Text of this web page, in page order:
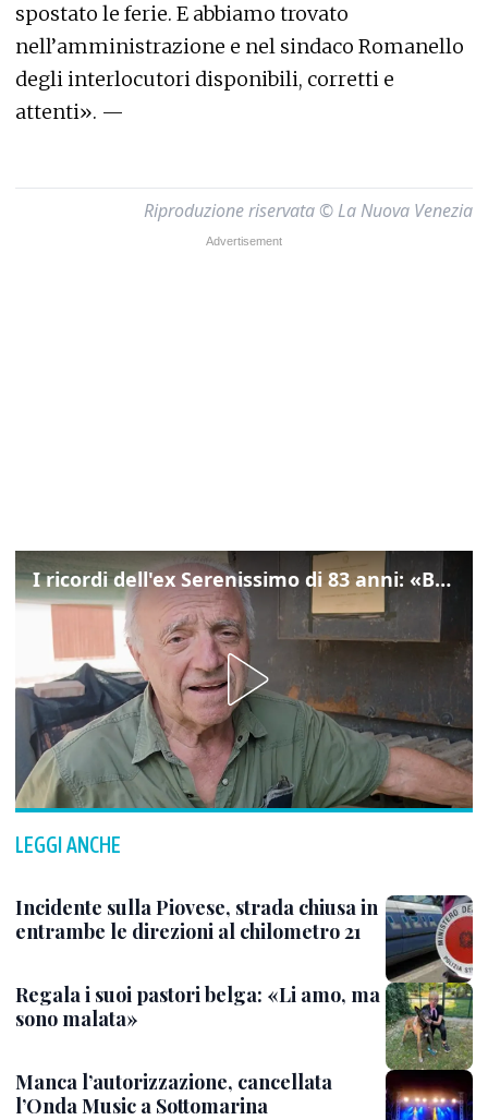
spostato le ferie. E abbiamo trovato
nell’amministrazione e nel sindaco Romanello
degli interlocutori disponibili, corretti e
attenti». —
Riproduzione riservata © La Nuova Venezia
I ricordi dell'ex Serenissimo di 83 anni: «Bossi geloso di noi, in carcere mi cantavano l’inno di San Marco»
LEGGI ANCHE
Incidente sulla Piovese, strada chiusa in
entrambe le direzioni al chilometro 21
Regala i suoi pastori belga: «Li amo, ma
sono malata»
Manca l’autorizzazione, cancellata
l’Onda Music a Sottomarina